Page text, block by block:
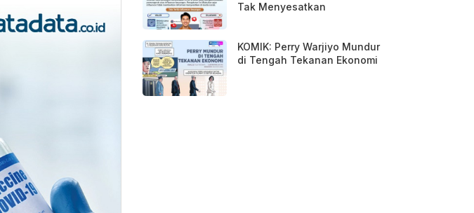
Tak Menyesatkan
KOMIK: Perry Warjiyo Mundur
di Tengah Tekanan Ekonomi